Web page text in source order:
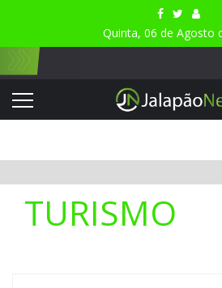
Quinta, 06 de Agosto
TURISMO